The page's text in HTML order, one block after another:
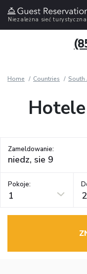
Niezależna sieć turystyczna
Home Countries South
Zameldowanie:
Pokoje:
1 2